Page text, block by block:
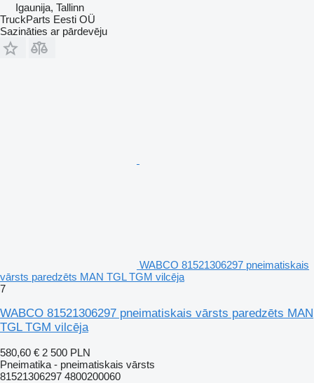
Igaunija, Tallinn
TruckParts Eesti OÜ
Sazināties ar pārdevēju
WABCO 81521306297 pneimatiskais
vārsts paredzēts MAN TGL TGM vilcēja
7
WABCO 81521306297 pneimatiskais vārsts paredzēts MAN
TGL TGM vilcēja
580,60 € 2 500 PLN
Pneimatika - pneimatiskais vārsts
81521306297 4800200060